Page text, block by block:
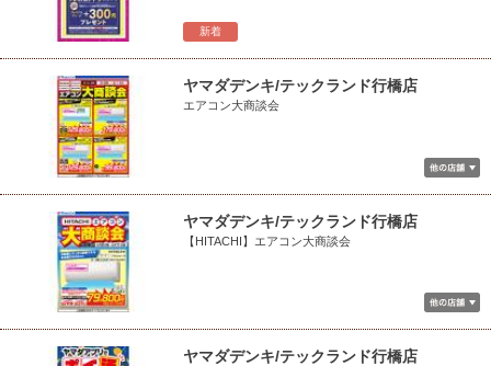
新着
ヤマダデンキ/テックランド行橋店
エアコン大商談会
ヤマダデンキ/テックランド行橋店
【HITACHI】エアコン大商談会
ヤマダデンキ/テックランド行橋店